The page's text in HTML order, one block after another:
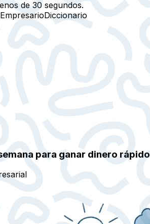
de 30 segundos.
Diccionario
para ganar dinero rápido